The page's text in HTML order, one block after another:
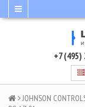
+7 (495)
JOHNSON